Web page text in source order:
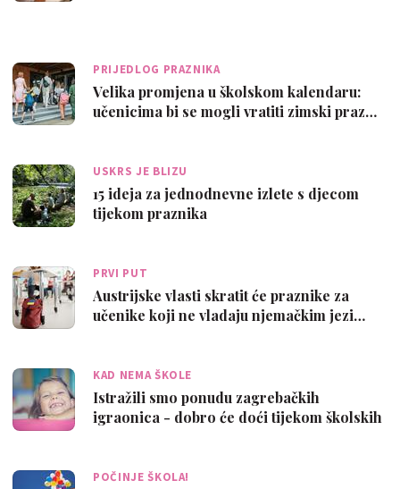
PRIJEDLOG PRAZNIKA
Velika promjena u školskom kalendaru:
učenicima bi se mogli vratiti zimski praz…
USKRS JE BLIZU
15 ideja za jednodnevne izlete s djecom
tijekom praznika
PRVI PUT
Austrijske vlasti skratit će praznike za
učenike koji ne vladaju njemačkim jezi…
KAD NEMA ŠKOLE
Istražili smo ponudu zagrebačkih
igraonica - dobro će doći tijekom školskih
POČINJE ŠKOLA!